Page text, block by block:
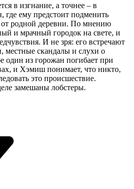
в изгнание, а точнее – в
где ему предстоит подменить
от родной деревни. По мнению
и мрачный городок на свете, и
И не зря: его встречают
местные скандалы и слухи о
один из горожан погибает при
и Хэмиш понимает, что никто,
это происшествие.
замешаны лобстеры.